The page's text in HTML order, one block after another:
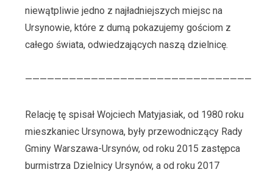
niewątpliwie jedno z najładniejszych miejsc na
Ursynowie, które z dumą pokazujemy gościom z
całego świata, odwiedzających naszą dzielnicę.
———————————————————————————————
Relację tę spisał Wojciech Matyjasiak, od 1980 roku
mieszkaniec Ursynowa, były przewodniczący Rady
Gminy Warszawa-Ursynów, od roku 2015 zastępca
burmistrza Dzielnicy Ursynów, a od roku 2017